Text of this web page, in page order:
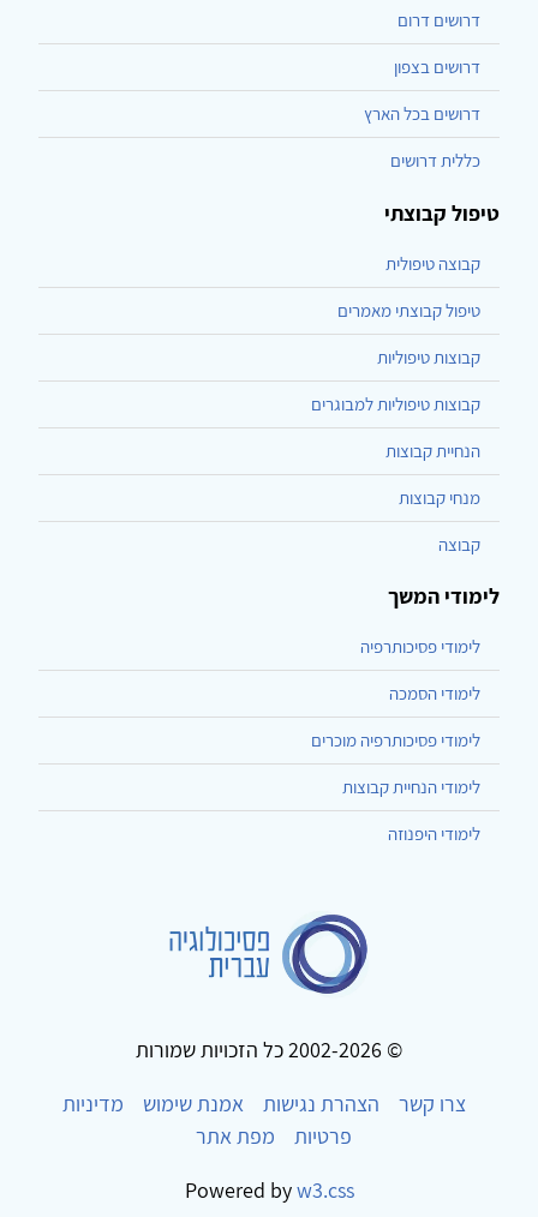
דרושים דרום
דרושים בצפון
דרושים בכל הארץ
כללית דרושים
טיפול קבוצתי
קבוצה טיפולית
טיפול קבוצתי מאמרים
קבוצות טיפוליות
קבוצות טיפוליות למבוגרים
הנחיית קבוצות
מנחי קבוצות
קבוצה
לימודי המשך
לימודי פסיכותרפיה
לימודי הסמכה
לימודי פסיכותרפיה מוכרים
לימודי הנחיית קבוצות
לימודי היפנוזה
© 2002-2026 כל הזכויות שמורות
צרו קשר
הצהרת נגישות אמנת שימוש
מדיניות
פרטיות
מפת אתר
Powered byw3.css